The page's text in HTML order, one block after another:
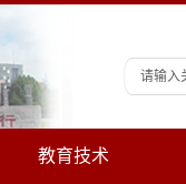
教育技术